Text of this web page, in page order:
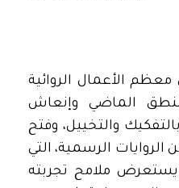
معظم الأعمال الروائية
الماضي وإنعاش
والتخييل، وفتح
الروايات الرسمية، التي
ملامح تجربته